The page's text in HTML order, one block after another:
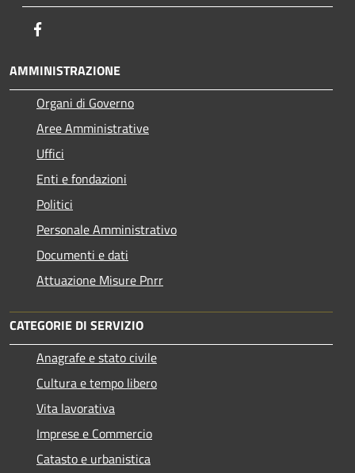
AMMINISTRAZIONE
Organi di Governo
Aree Amministrative
Uffici
Enti e fondazioni
Politici
Personale Amministrativo
Documenti e dati
Attuazione Misure Pnrr
CATEGORIE DI SERVIZIO
Anagrafe e stato civile
Cultura e tempo libero
Vita lavorativa
Imprese e Commercio
Catasto e urbanistica